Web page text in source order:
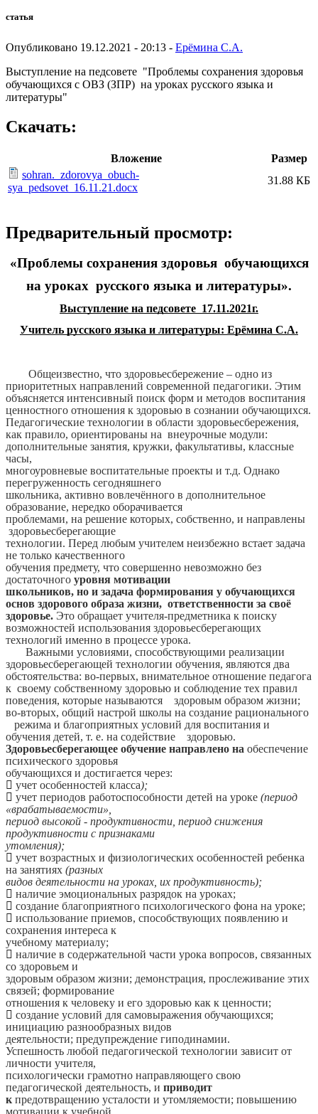
статья
Опубликовано 19.12.2021 - 20:13 - Ерёмина С.А.
Выступление на педсовете "Проблемы сохранения здоровья
обучающихся с ОВЗ (ЗПР) на уроках русского языка и
литературы"
Скачать:
Вложение
Размер
sohran._zdorovya_obuch-
sya_pedsovet_16.11.21.docx
31.88 КБ
Предварительный просмотр:
«Проблемы сохранения здоровья обучающихся
на уроках русского языка и литературы».
Выступление на педсовете 17.11.2021г.
Учитель русского языка и литературы: Ерёмина С.А.
Общеизвестно, что здоровьесбережение – одно из
приоритетных направлений современной педагогики. Этим
объясняется интенсивный поиск форм и методов воспитания
ценностного отношения к здоровью в сознании обучающихся.
Педагогические технологии в области здоровьесбережения,
как правило, ориентированы на внеурочные модули:
дополнительные занятия, кружки, факультативы, классные
часы,
многоуровневые воспитательные проекты и т.д. Однако
перегруженность сегодняшнего
школьника, активно вовлечённого в дополнительное
образование, нередко оборачивается
проблемами, на решение которых, собственно, и направлены
здоровьесберегающие
технологии. Перед любым учителем неизбежно встает задача
не только качественного
обучения предмету, что совершенно невозможно без
достаточного уровня мотивации
школьников, но и задача формирования у обучающихся
основ здорового образа жизни, ответственности за своё
здоровье. Это обращает учителя-предметника к поиску
возможностей использования здоровьесберегающих
технологий именно в процессе урока.
Важными условиями, способствующими реализации
здоровьесберегающей технологии обучения, являются два
обстоятельства: во-первых, внимательное отношение педагога
к своему собственному здоровью и соблюдение тех правил
поведения, которые называются здоровым образом жизни;
во-вторых, общий настрой школы на создание рационального
режима и благоприятных условий для воспитания и
обучения детей, т. е. на содействие здоровью.
Здоровьесберегающее обучение направлено на обеспечение
психического здоровья
обучающихся и достигается через:
 учет особенностей класса);
 учет периодов работоспособности детей на уроке (период
«врабатываемости»,
период высокой - продуктивности, период снижения
продуктивности с признаками
утомления);
 учет возрастных и физиологических особенностей ребенка
на занятиях (разных
видов деятельности на уроках, их продуктивность);
 наличие эмоциональных разрядок на уроках;
 создание благоприятного психологического фона на уроке;
 использование приемов, способствующих появлению и
сохранения интереса к
учебному материалу;
 наличие в содержательной части урока вопросов, связанных
со здоровьем и
здоровым образом жизни; демонстрация, прослеживание этих
связей; формирование
отношения к человеку и его здоровью как к ценности;
 создание условий для самовыражения обучающихся;
инициацию разнообразных видов
деятельности; предупреждение гиподинамии.
Успешность любой педагогической технологии зависит от
личности учителя,
психологически грамотно направляющего свою
педагогической деятельность, и приводит
к предотвращению усталости и утомляемости; повышению
мотивации к учебной